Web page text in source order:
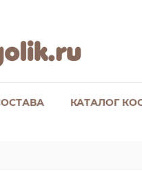
КАТАЛОГ